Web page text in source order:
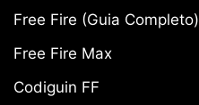
Free Fire (Guia Completo)
Free Fire Max
Codiguin FF